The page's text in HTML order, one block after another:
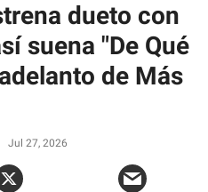
dueto con
suena "De Qué
de Más
Jul 27, 2026